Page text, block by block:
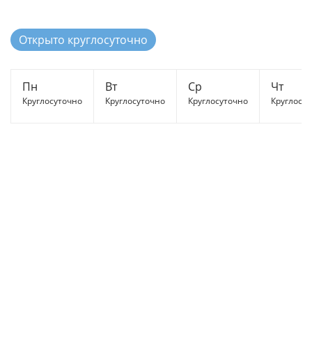
Открыто круглосуточно
Пн
Круглосуточно
Вт
Круглосуточно
Ср
Круглосуточно
Чт